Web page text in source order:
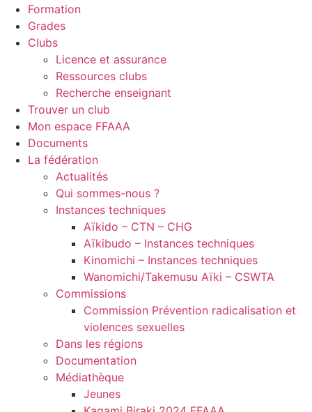
Formation
Grades
Clubs
Licence et assurance
Ressources clubs
Recherche enseignant
Trouver un club
Mon espace FFAAA
Documents
La fédération
Actualités
Qui sommes-nous ?
Instances techniques
Aïkido – CTN – CHG
Aïkibudo – Instances techniques
Kinomichi – Instances techniques
Wanomichi/Takemusu Aïki – CSWTA
Commissions
Commission Prévention radicalisation et
violences sexuelles
Dans les régions
Documentation
Médiathèque
Jeunes